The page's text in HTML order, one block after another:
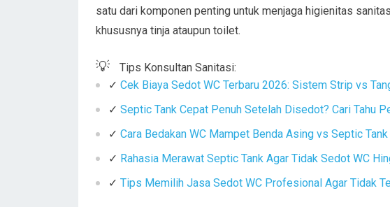
satu dari komponen penting untuk menjaga higienitas
khususnya tinja ataupun toilet.
💡
Tips Konsultan Sanitasi:
✓ Cek Biaya Sedot WC Terbaru 2026: Sistem Strip vs
✓ Septic Tank Cepat Penuh Setelah Disedot? Cari Tahu
✓ Cara Bedakan WC Mampet Benda Asing vs Septic
✓ Rahasia Merawat Septic Tank Agar Tidak Sedot WC
✓ Tips Memilih Jasa Sedot WC Profesional Agar Tidak